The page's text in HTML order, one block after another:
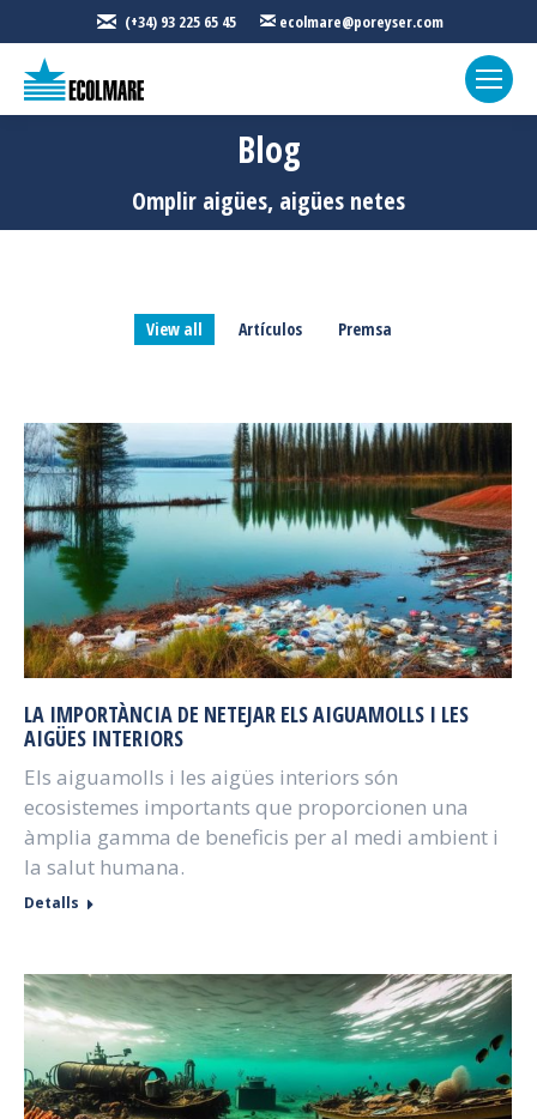
(+34) 93 225 65 45 ecolmare@poreyser.com
Blog
Omplir aigües, aigües netes
Sou aquí:
View all Artículos Premsa
LA IMPORTÀNCIA DE NETEJAR ELS AIGUAMOLLS I LES
AIGÜES INTERIORS
Els aiguamolls i les aigües interiors són
ecosistemes importants que proporcionen una
àmplia gamma de beneficis per al medi ambient i
la salut humana.
Detalls